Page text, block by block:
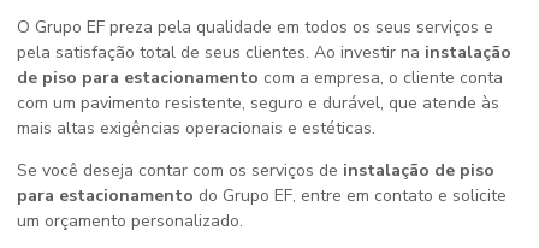
O Grupo EF preza pela qualidade em todos os seus serviços e
pela satisfação total de seus clientes. Ao investir na instalação
de piso para estacionamento com a empresa, o cliente conta
com um pavimento resistente, seguro e durável, que atende às
mais altas exigências operacionais e estéticas.
Se você deseja contar com os serviços de instalação de piso
para estacionamento do Grupo EF, entre em contato e solicite
um orçamento personalizado.